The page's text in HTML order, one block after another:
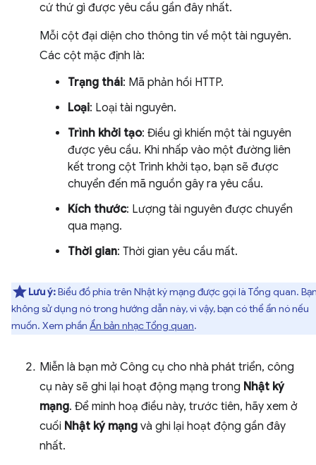
cứ thứ gì được yêu cầu gần đây nhất.
Mỗi cột đại diện cho thông tin về một tài nguyên.
Các cột mặc định là:
Trạng thái: Mã phản hồi HTTP.
Loại: Loại tài nguyên.
Trình khởi tạo: Điều gì khiến một tài nguyên
được yêu cầu. Khi nhấp vào một đường liên
kết trong cột Trình khởi tạo, bạn sẽ được
chuyển đến mã nguồn gây ra yêu cầu.
Kích thước: Lượng tài nguyên được chuyển
qua mạng.
Thời gian: Thời gian yêu cầu mất.
Lưu ý:Biểu đồ phía trên Nhật ký mạng được gọi là Tổng quan.
không sử dụng nó trong hướng dẫn này, vì vậy, bạn có thể ẩn nó nếu
muốn. Xem phần Ẩn bản nhạc Tổng quan.
Miễn là bạn mở Công cụ cho nhà phát triển, công
cụ này sẽ ghi lại hoạt động mạng trong Nhật ký
mạng. Để minh hoạ điều này, trước tiên, hãy xem ở
cuối Nhật ký mạng và ghi lại hoạt động gần đây
nhất.